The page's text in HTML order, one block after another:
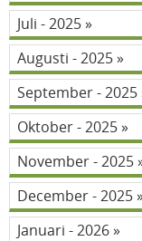
Juli - 2025
Augusti - 2025
September - 2025
Oktober - 2025
November - 2025
December - 2025
Januari - 2026